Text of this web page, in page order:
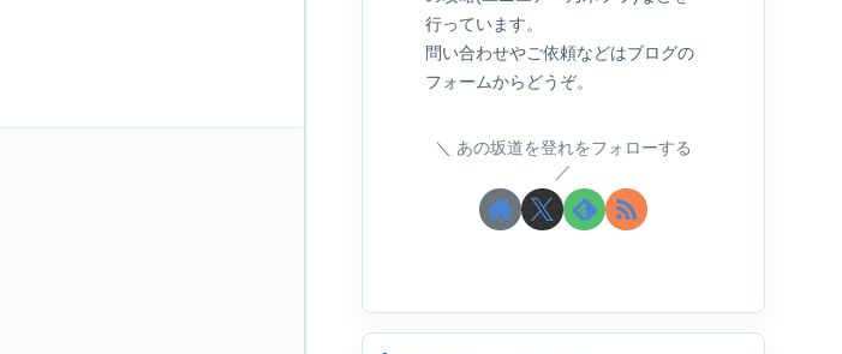
行っています。
問い合わせやご依頼などはブログの
フォームからどうぞ。
あの坂道を登れをフォローする